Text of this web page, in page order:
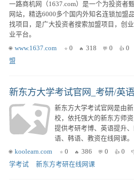
一路商机网（1637.com）是一个为投资者
网站，精选6000多个国内外知名连锁加盟
找项目，是广大投资者搜索加盟项目，创
业平台。
www.1637.com
0 318 0 0
盟
新东方大学考试官网是由
校，依托强大的新东方师
提供考研考博、英语提升
语、韩语、教资在线网课。
koolearn.com
0 386 0 0
学考试
新东方考研在线网课